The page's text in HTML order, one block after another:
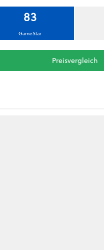
83
GameStar
Preisvergleich